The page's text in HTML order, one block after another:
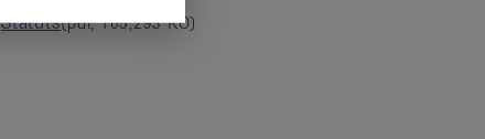
Statuts(pdf, 105,293 KO)